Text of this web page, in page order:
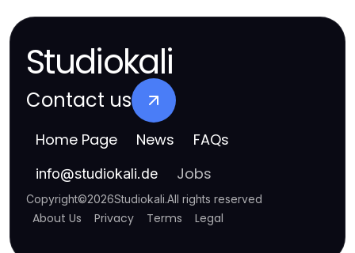
Studiokali
Contact us
Home Page News FAQs
info@studiokali.de Jobs
Copyright©2026Studiokali.All rights reserved
About Us Privacy Terms Legal